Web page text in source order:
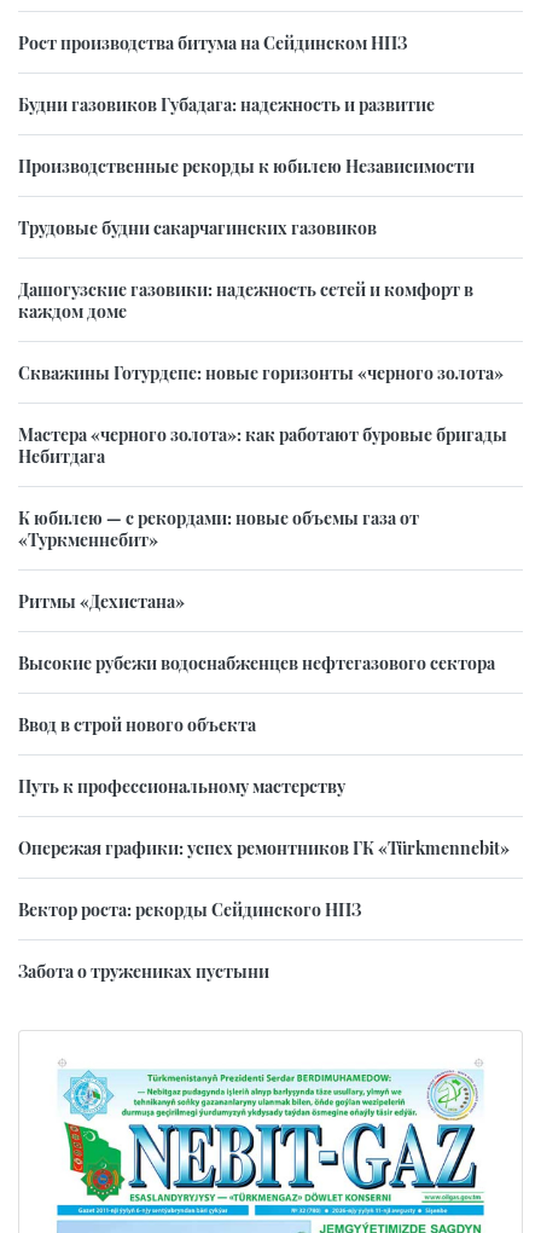
Рост производства битума на Сейдинском НПЗ
Будни газовиков Губадага: надежность и развитие
Производственные рекорды к юбилею Независимости
Трудовые будни сакарчагинских газовиков
Дашогузские газовики: надежность сетей и комфорт в
каждом доме
Скважины Готурдепе: новые горизонты «черного золота»
Мастера «черного золота»: как работают буровые бригады
Небитдага
К юбилею — с рекордами: новые объемы газа от
«Туркменнебит»
Ритмы «Дехистана»
Высокие рубежи водоснабженцев нефтегазового сектора
Ввод в строй нового объекта
Путь к профессиональному мастерству
Опережая графики: успех ремонтников ГК «Türkmennebit»
Вектор роста: рекорды Сейдинского НПЗ
Забота о тружениках пустыни